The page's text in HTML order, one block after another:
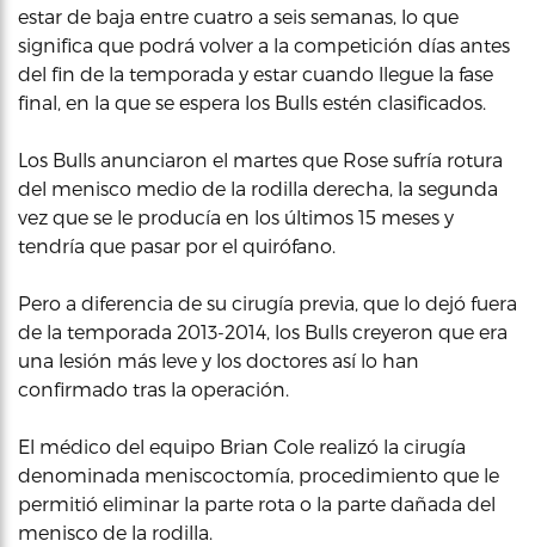
estar de baja entre cuatro a seis semanas, lo que
significa que podrá volver a la competición días antes
del fin de la temporada y estar cuando llegue la fase
final, en la que se espera los Bulls estén clasificados.
Los Bulls anunciaron el martes que Rose sufría rotura
del menisco medio de la rodilla derecha, la segunda
vez que se le producía en los últimos 15 meses y
tendría que pasar por el quirófano.
Pero a diferencia de su cirugía previa, que lo dejó fuera
de la temporada 2013-2014, los Bulls creyeron que era
una lesión más leve y los doctores así lo han
confirmado tras la operación.
El médico del equipo Brian Cole realizó la cirugía
denominada meniscoctomía, procedimiento que le
permitió eliminar la parte rota o la parte dañada del
menisco de la rodilla.